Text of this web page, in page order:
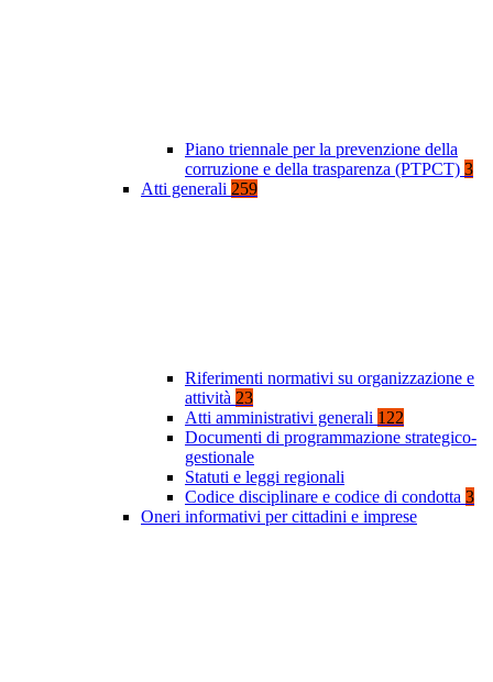
Piano triennale per la prevenzione della
corruzione e della trasparenza (PTPCT) 3
Atti generali 259
Riferimenti normativi su organizzazione e
attività 23
Atti amministrativi generali 122
Documenti di programmazione strategico-
gestionale
Statuti e leggi regionali
Codice disciplinare e codice di condotta 3
Oneri informativi per cittadini e imprese